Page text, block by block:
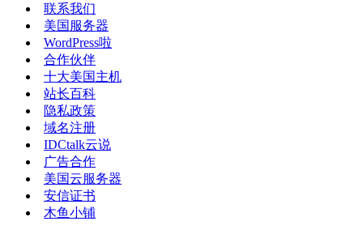
联系我们
美国服务器
WordPress啦
合作伙伴
十大美国主机
站长百科
隐私政策
域名注册
IDCtalk云说
广告合作
美国云服务器
安信证书
木鱼小铺